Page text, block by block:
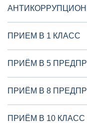
ПРИЕМ В 1 КЛАСС
ПРИЁМ В 5
ПРИЁМ В 8
ПРИЁМ В 10 КЛАСС